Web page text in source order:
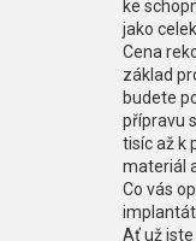
ke
jako
Cena
základ
budete
přípravu
tisíc až k
materiál
Co vás
Ať už